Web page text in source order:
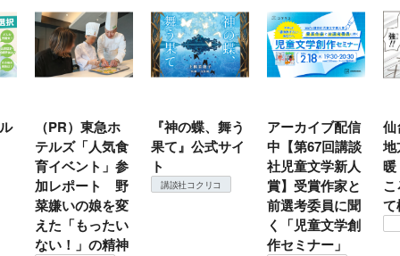
（PR）東急ホ
テルズ「人気食
育イベント」参
加レポート 野
菜嫌いの娘を変
えた「もったい
ない！」の精神
『神の蝶、舞う
果て』公式サイ
ト
講談社コクリコ
アーカイブ配信
中【第67回講談
社児童文学新人
賞】受賞作家と
前選考委員に聞
く「児童文学創
作セミナー」
仙
地
て